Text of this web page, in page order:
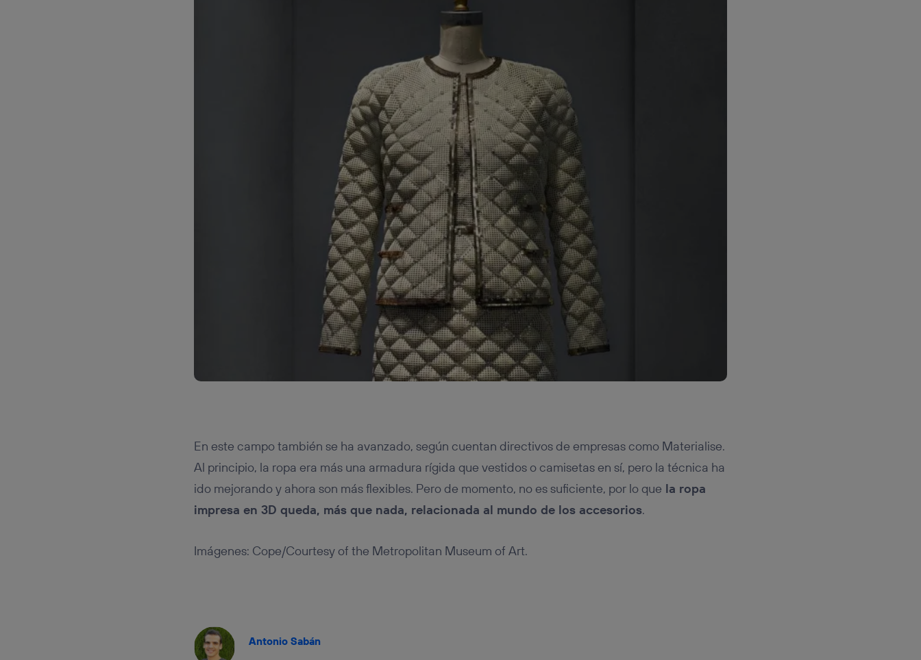
En este campo también se ha avanzado, según cuentan directivos de empresas como Materialise.
Al principio, la ropa era más una armadura rígida que vestidos o camisetas en sí, pero la técnica ha
ido mejorando y ahora son más flexibles. Pero de momento, no es suficiente, por lo que la ropa
impresa en 3D queda, más que nada, relacionada al mundo de los accesorios.
Imágenes: Cope/Courtesy of the Metropolitan Museum of Art.
Antonio Sabán